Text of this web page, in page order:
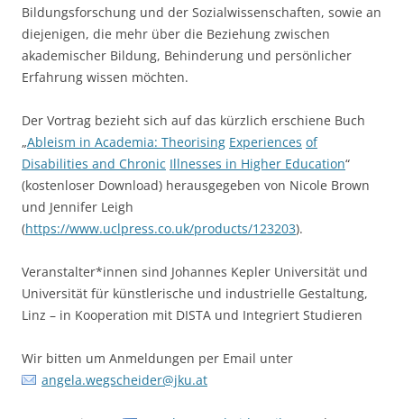
Bildungsforschung und der Sozialwissenschaften, sowie an
diejenigen, die mehr über die Beziehung zwischen
akademischer Bildung, Behinderung und persönlicher
Erfahrung wissen möchten.
Der Vortrag bezieht sich auf das kürzlich erschiene Buch
„Ableism in Academia: Theorising Experiences of
Disabilities and Chronic Illnesses in Higher Education“
(kostenloser Download) herausgegeben von Nicole Brown
und Jennifer Leigh
(https://www.uclpress.co.uk/products/123203).
Veranstalter*innen sind Johannes Kepler Universität und
Universität für künstlerische und industrielle Gestaltung,
Linz – in Kooperation mit DISTA und Integriert Studieren
Wir bitten um Anmeldungen per Email unter
angela.wegscheider@jku.at